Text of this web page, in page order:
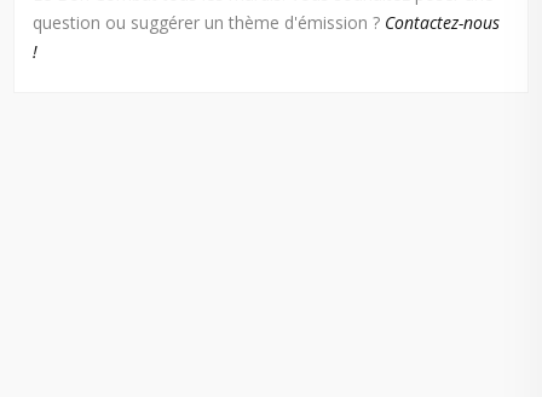
question ou suggérer un thème d'émission ? Contactez-nous
!